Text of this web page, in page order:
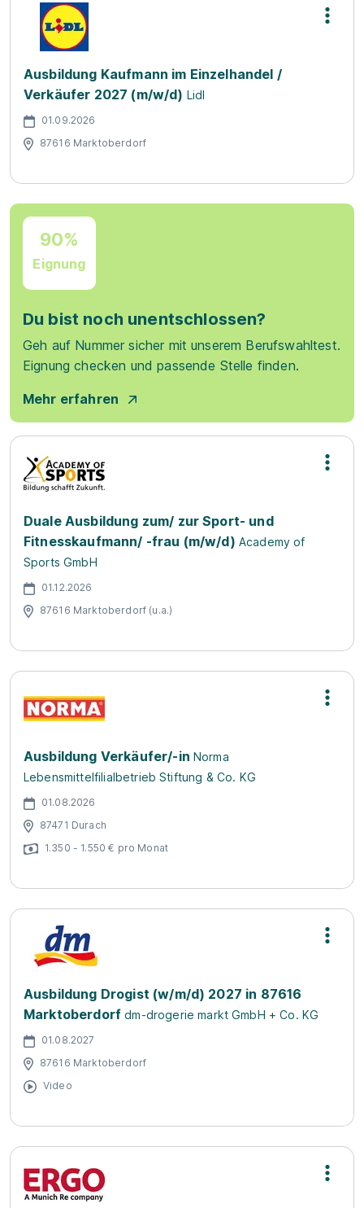
Ausbildung Kaufmann im Einzelhandel /
Verkäufer 2027 (m/w/d) Lidl
01.09.2026
87616 Marktoberdorf
90%
Eignung
Du bist noch unentschlossen?
Geh auf Nummer sicher mit unserem Berufswahltest.
Eignung checken und passende Stelle finden.
Mehr erfahren
Duale Ausbildung zum/ zur Sport- und
Fitnesskaufmann/ -frau (m/w/d) Academy of
Sports GmbH
01.12.2026
87616 Marktoberdorf (u.a.)
Ausbildung Verkäufer/-in Norma
Lebensmittelfilialbetrieb Stiftung & Co. KG
01.08.2026
87471 Durach
1.350 - 1.550 € pro Monat
Ausbildung Drogist (w/m/d) 2027 in 87616
Marktoberdorf dm-drogerie markt GmbH + Co. KG
01.08.2027
87616 Marktoberdorf
Video